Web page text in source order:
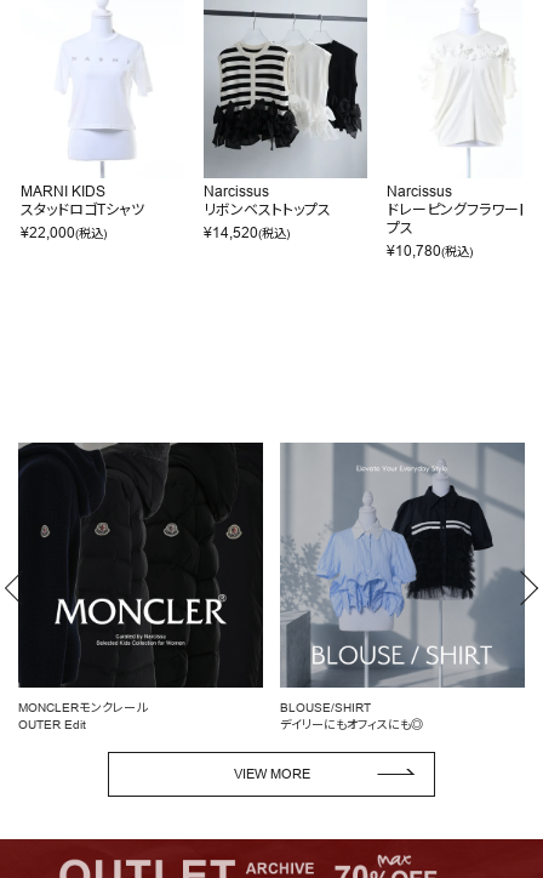
MARNI KIDS
スタッドロゴTシャツ
¥22,000(税込)
Narcissus
リボンベストトップス
¥14,520(税込)
Narcissus
ドレーピングフラワートッ
プス
¥10,780(税込)
BLOUSE/SHIRT
デイリーにもオフィスにも◎
女性らしいシルエットを引き立てる
ペプラムトップス
VIEW MORE